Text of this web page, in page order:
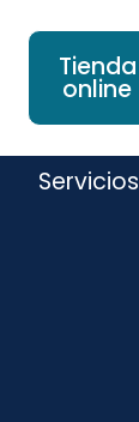
Tienda
online
Servicios